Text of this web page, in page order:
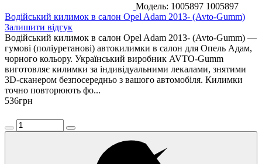
Модель: 1005897 1005897
Водійський килимок в салон Opel Adam 2013- (Avto-Gumm)
Залишити відгук
Водійський килимок в салон Opel Adam 2013- (Avto-Gumm) —
гумові (поліуретанові) автокилимки в салон для Опель Адам,
чорного кольору. Український виробник AVTO-Gumm
виготовляє килимки за індивідуальними лекалами, знятими
3D-сканером безпосередньо з вашого автомобіля. Килимки
точно повторюють фо...
536грн